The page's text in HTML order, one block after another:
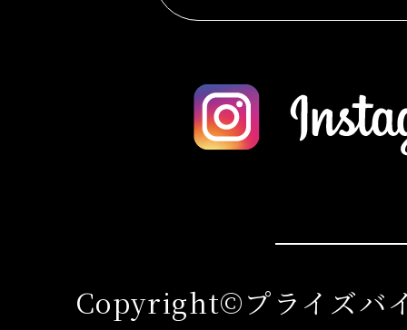
Copyright©プライズバ